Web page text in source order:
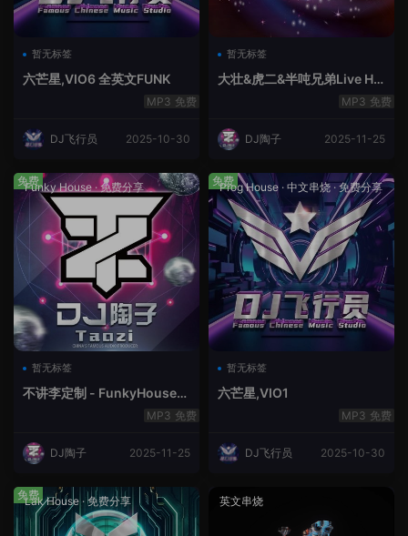
暂无标签
六芒星,VIO6 全英文FUNK
免费
DJ飞行员 2025-10-30
暂无标签
大壮&虎二&半吨兄弟Live Ho
免费
DJ陶子 2025-11-25
Funky House·免费分享
暂无标签
不讲李定制 - FunkyHouse全
免费
DJ陶子 2025-11-25
免费 Prog House · 中文串烧·免费分享
暂无标签
六芒星,VIO1
免费
DJ飞行员 2025-10-30
免费
Lak House · 免费分享
免费 英文串烧